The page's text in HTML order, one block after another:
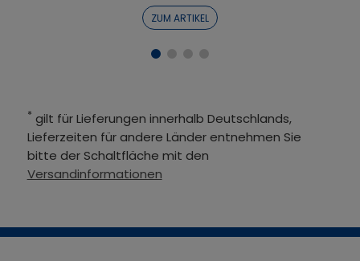
ZUM ARTIKEL
* gilt für Lieferungen innerhalb Deutschlands,
Lieferzeiten für andere Länder entnehmen Sie
bitte der Schaltfläche mit den
Versandinformationen